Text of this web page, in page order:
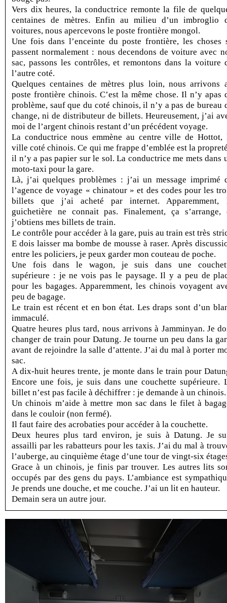
Vers dix heures, la conductrice remonte la file de
centaines de mètres. Enfin au milieu d’un imbroglio
voitures, nous apercevons le poste frontière mongol.
Une fois dans l’enceinte du poste frontière, les choses
passent normalement : nous decendons de voiture avec
sac, passons les contrôles, et remontons dans la voiture
l’autre coté.
Quelques centaines de mètres plus loin, nous arrivons
poste frontière chinois. C’est la même chose. Il n’y apas
problème, sauf que du coté chinois, il n’y a pas de bureau
change, ni de distributeur de billets. Heureusement, j’ai
moi de l’argent chinois restant d’un précédent voyage.
La conductrice nous emmène au centre ville de Hottot,
ville coté chinois. Ce qui me frappe d’emblée est la
il n’y a pas papier sur le sol. La conductrice me mets dans
moto-taxi pour la gare.
Là, j’ai quelques problèmes : j’ai un message imprimé
l’agence de voyage « chinatour » et des codes pour les
billets que j’ai acheté par internet. Apparemment,
guichetière ne connait pas. Finalement, ça s’arrange,
j’obtiens mes billets de train.
Le contrôle pour accéder à la gare, puis au train est très
E dois laisser ma bombe de mousse à raser. Après
entre les policiers, je peux garder mon couteau de poche.
Une fois dans le wagon, je suis dans une
supérieure : je ne vois pas le paysage. Il y a peu de
pour les bagages. Apparemment, les chinois voyagent
peu de bagage.
Le train est récent et en bon état. Les draps sont d’un
immaculé.
Quatre heures plus tard, nous arrivons à Jamminyan. Je
changer de train pour Datung. Je tourne un peu dans la
avant de rejoindre la salle d’attente. J’ai du mal à porter
sac.
A dix-huit heures trente, je monte dans le train pour
Encore une fois, je suis dans une couchette supérieure.
billet n’est pas facile à déchiffrer : je demande à un chinois.
Un chinois m’aide à mettre mon sac dans le filet à
dans le couloir (non fermé).
Il faut faire des acrobaties pour accéder à la couchette.
Deux heures plus tard environ, je suis à Datung. Je
assailli par les rabatteurs pour les taxis. J’ai du mal à
l’auberge, au cinquième étage d’une tour de vingt-six
Grace à un chinois, je finis par trouver. Les autres lits
occupés par des gens du pays. L’ambiance est
Je prends une douche, et me couche. J’ai un lit en hauteur.
Demain sera un autre jour.